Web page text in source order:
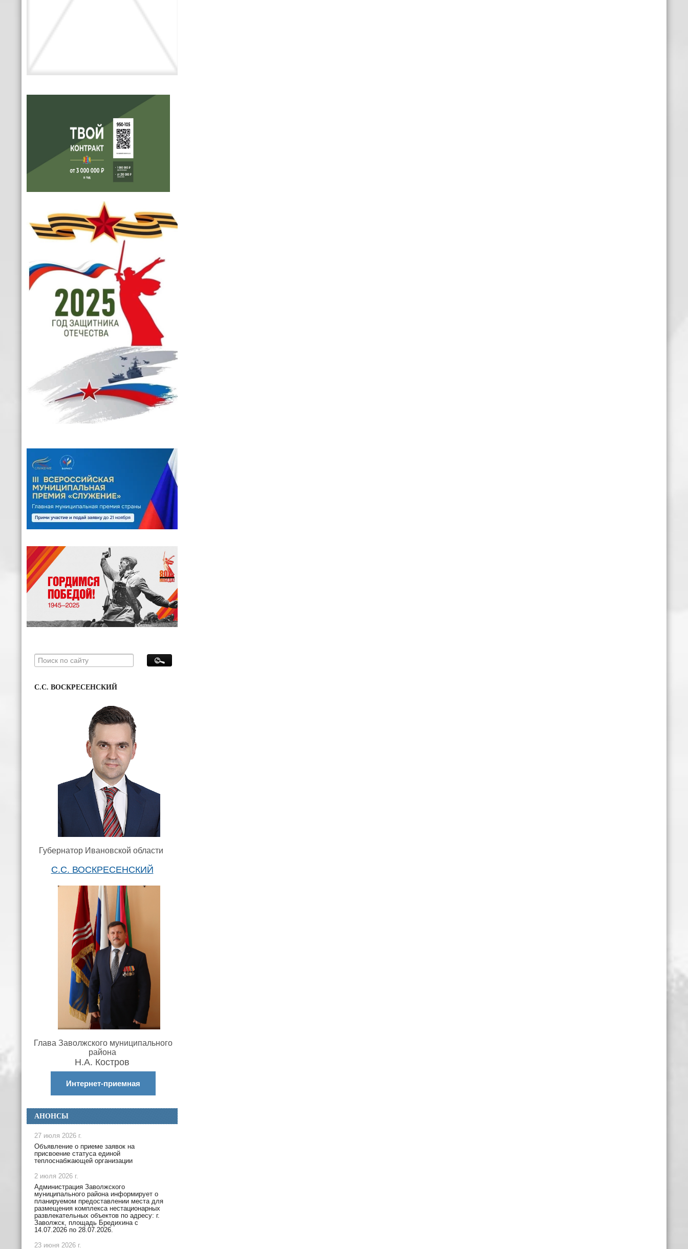
С.С. ВОСКРЕСЕНСКИЙ
Губернатор Ивановской области
С.С. ВОСКРЕСЕНСКИЙ
Глава Заволжского муниципального
района
Н.А. Костров
Интернет-приемная
АНОНСЫ
27 июля 2026 г.
Объявление о приеме заявок на
присвоение статуса единой
теплоснабжающей организации
2 июля 2026 г.
Администрация Заволжского
муниципального района информирует о
планируемом предоставлении места для
размещения комплекса нестационарных
развлекательных объектов по адресу: г.
Заволжск, площадь Бредихина с
14.07.2026 по 28.07.2026.
23 июня 2026 г.